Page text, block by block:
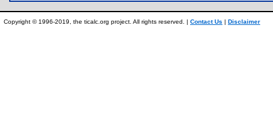
Copyright © 1996-2019, the ticalc.org project. All rights reserved. | Contact Us | Disclaimer